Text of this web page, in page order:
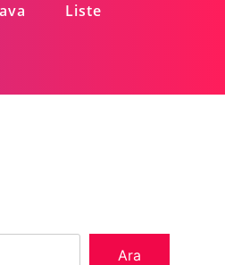
Liste
Ara